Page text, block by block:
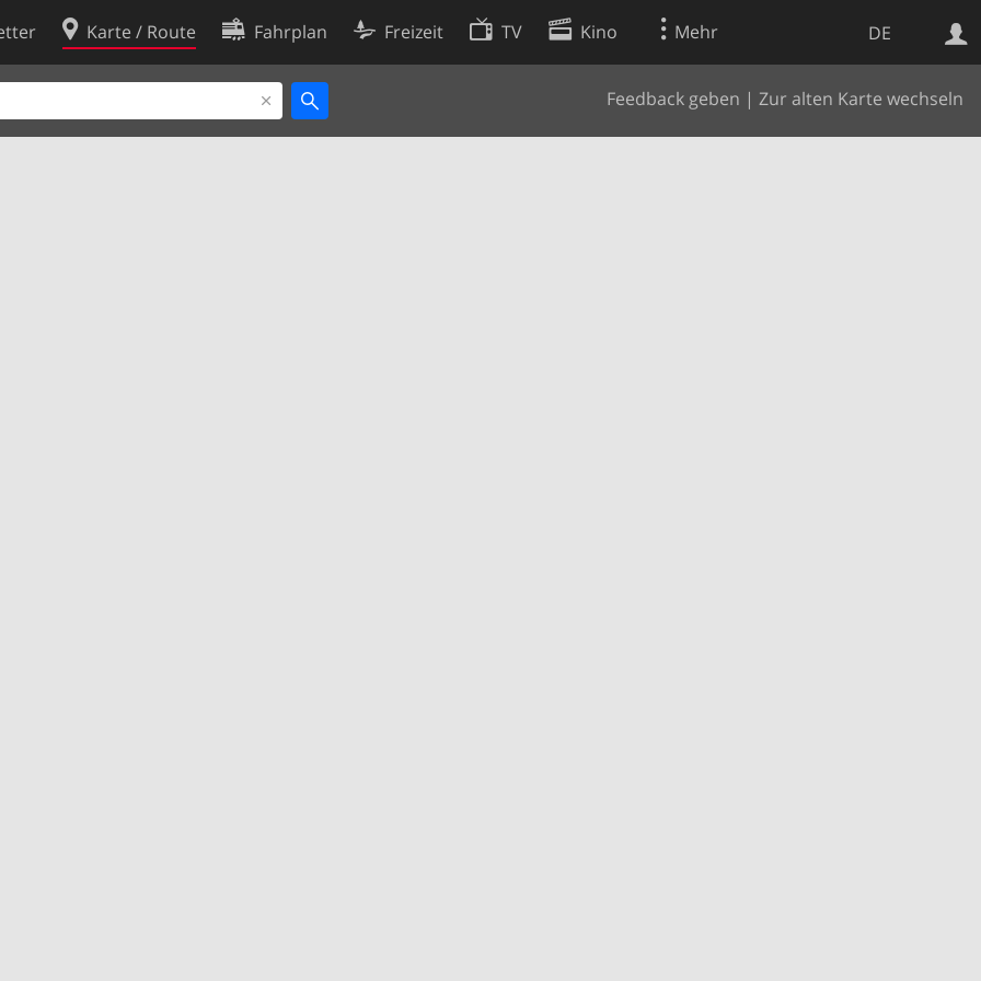
DE
Karte / Route Fahrplan Freizeit TV Kino Mehr
Feedback geben | Zur alten Karte wechseln
Websuche
Cookie-Richtlinie
Cookie-Einstellungen